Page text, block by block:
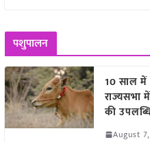
पशुपालन
10 साल में
राज्यसभा
की
August